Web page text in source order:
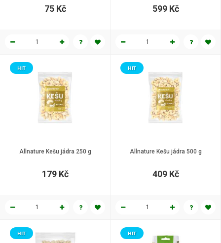
75 Kč 599 Kč
Allnature Kešu jádra 250 g
HIT
179 Kč
Allnature Kešu jádra 500 g
HIT
409 Kč
HIT HIT